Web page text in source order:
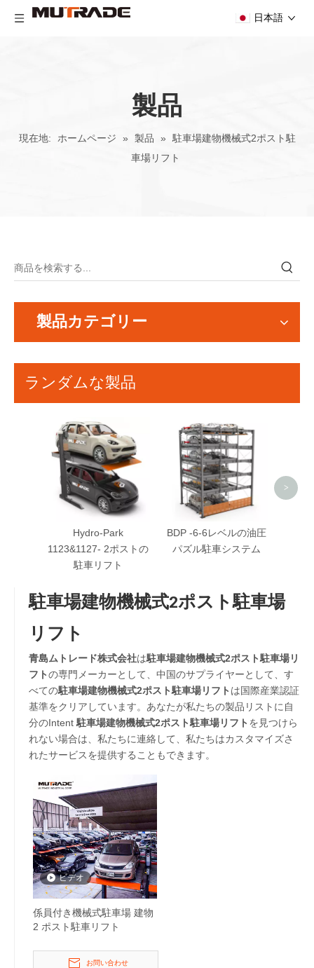
日本語
製品
現在地: ホームページ » 製品 »
駐車場建物機械式2ポスト駐
車場リフト
製品カテゴリー
ランダムな製品
Hydro-Park
1123&1127- 2ポストの
駐車リフト
BDP -6-6レベルの油圧
パズル駐車システム
>
駐車場建物機械式2ポスト駐車場
リフト
青島ムトレード株式会社は駐車場建物機械式2ポスト駐車場リ
フトの専門メーカーとして、中国のサプライヤーとして、す
べての駐車場建物機械式2ポスト駐車場リフト は国際産業認証
基準をクリアしています。あなたが私たちの製品リストに自
分のIntent 駐車場建物機械式2ポスト駐車場リフト を見つけら
れない場合は、私たちに連絡して、私たちはカスタマイズさ
れたサービスを提供することもできます。
ビデオ
係員付き機械式駐車場 建物
2 ポスト駐車リフト
お問い合わせ